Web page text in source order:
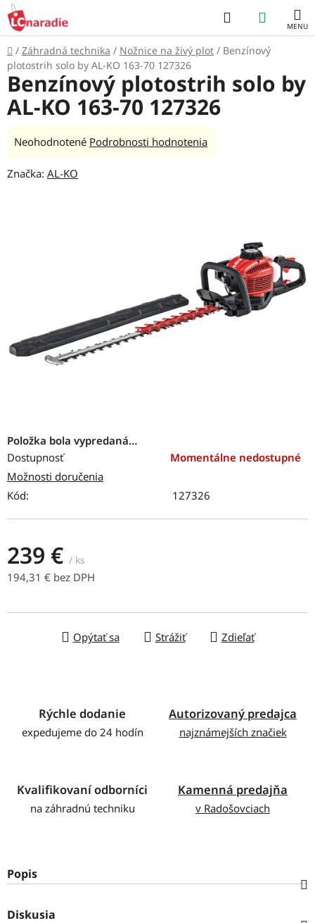
Prejsť
na
obsah
Hľadať
KOŠÍK
Domov
/ Záhradná technika / Nožnice na živý plot / Benzínový
plotostrih solo by AL-KO 163-70 127326
Položka bola vypredaná…
Dostupnosť
Momentálne nedostupné
Možnosti doručenia
Kód:
127326
239 € / ks
194,31 € bez DPH
Opýtať sa Strážiť Zdieľať
Benzínový plotostrih solo by
AL-KO 163-70 127326
Priemerné
produktu
Neohodnotené Podrobnosti hodnotenia
Značka: AL-KO
Rýchle dodanie
expedujeme do 24 hodín
Autorizovaný predajca
najznámejších značiek
Kvalifikovaní odborníci
na záhradnú techniku
Kamenná predajňa
v Radošovciach
Popis
Diskusia